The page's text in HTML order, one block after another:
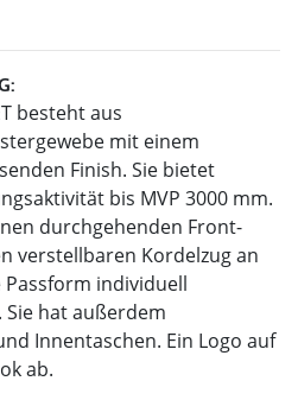
besteht aus
mit einem
Finish. Sie bietet
bis MVP 3000 mm.
durchgehenden Front-
verstellbaren Kordelzug an
individuell
hat außerdem
Innentaschen. Ein Logo auf
ab.